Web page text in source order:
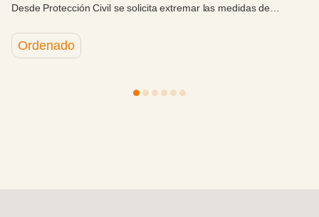
autoridades en By Pass, en una jornada que combinó moda,